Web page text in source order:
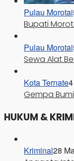
Pulau Morotai
Bupati
Pulau Morotai
Sewa Alat
Kota Ternate
Gempa
HUKUM &
Kriminal28